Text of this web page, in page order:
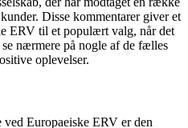
Disse kommentarer giver et
ERV til et populært valg, når det
nærmere på nogle af de fælles
oplevelser.
Europaeiske ERV er den